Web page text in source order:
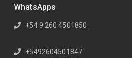
WhatsApps
+54 9 260 4501850
+5492604501847